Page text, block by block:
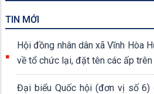
TIN MỚI
Hội đồng nhân dân xã Vĩnh Hòa
về tổ chức lại, đặt tên các ấp
Đại biểu Quốc hội (đơn vị số 6)